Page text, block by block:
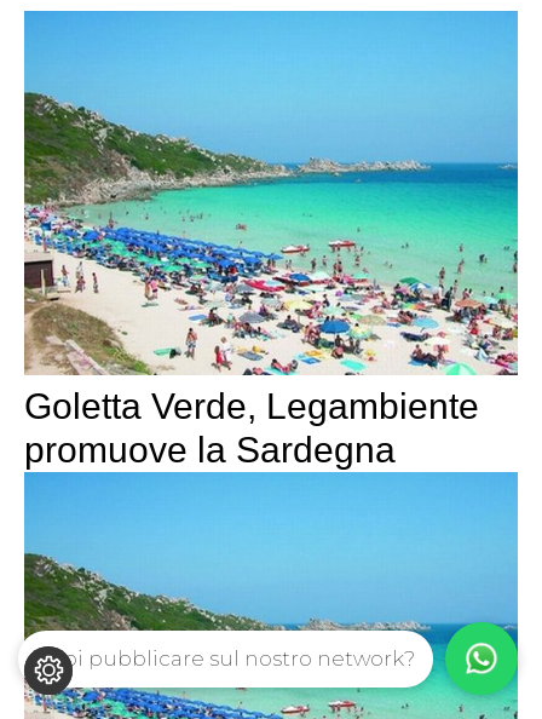
Goletta Verde, Legambiente
promuove la Sardegna
Vuoi pubblicare sul nostro network?